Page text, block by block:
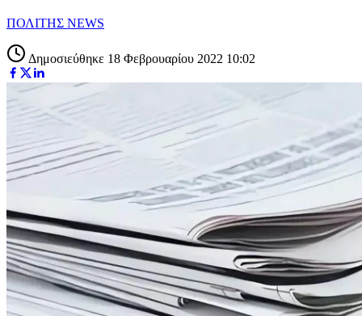
ΠΟΛΙΤΗΣ NEWS
Δημοσιεύθηκε 18 Φεβρουαρίου 2022 10:02